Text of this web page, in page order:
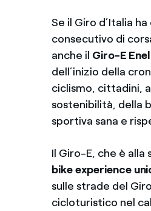
Se il Giro d’Italia
consecutivo di
anche il Giro-E Enel
dell’inizio della
ciclismo, cittadini,
sostenibilità, della
sportiva sana e
Il Giro-E, che è
bike experience
sulle strade del
cicloturistico nel